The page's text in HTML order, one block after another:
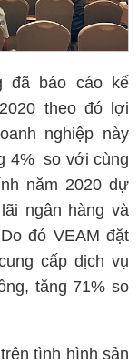
đã báo cáo kế
theo đó lợi
nghiệp này
4% so với cùng
năm 2020 dự
ngân hàng và
đó VEAM đặt
cấp dịch vụ
tăng 71% so
tình hình sản